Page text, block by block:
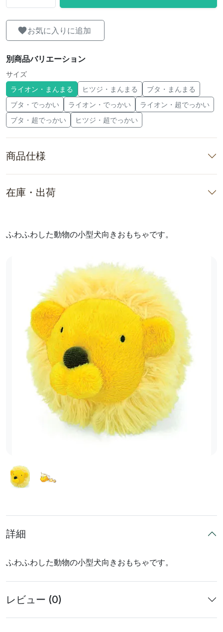
お気に入りに追加
別商品バリエーション
サイズ
ライオン・まんまる
ヒツジ・まんまる
ブタ・まんまる
ブタ・でっかい
ライオン・でっかい
ライオン・超でっかい
ブタ・超でっかい
ヒツジ・超でっかい
商品仕様
在庫・出荷
ふわふわした動物の小型犬向きおもちゃです。
前へ
詳細
ふわふわした動物の小型犬向きおもちゃです。
レビュー (0)